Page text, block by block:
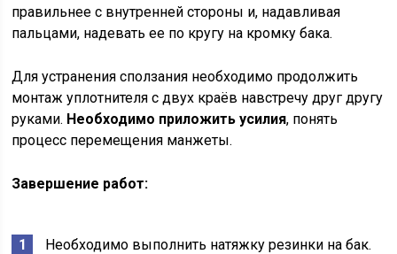
правильнее с внутренней стороны и, надавливая
пальцами, надевать ее по кругу на кромку бака.
Для устранения сползания необходимо продолжить
монтаж уплотнителя с двух краёв навстречу друг другу
руками. Необходимо приложить усилия, понять
процесс перемещения манжеты.
Завершение работ:
Необходимо выполнить натяжку резинки на бак.